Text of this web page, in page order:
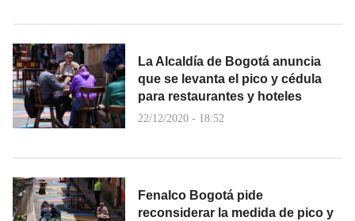
La Alcaldía de Bogotá anuncia
que se levanta el pico y cédula
para restaurantes y hoteles
22/12/2020 - 18:52
Fenalco Bogotá pide
reconsiderar la medida de pico y